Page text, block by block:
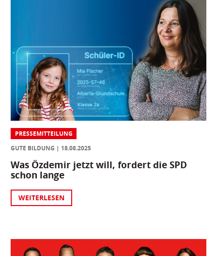
PRESSEMITTEILUNG
GUTE BILDUNG
18.08.2025
Was Özdemir jetzt will, fordert die SPD
schon lange
WEITERLESEN